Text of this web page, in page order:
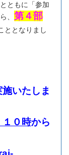
ともに「参加
、 第４部
ととなりまし
いたしま
１０時から